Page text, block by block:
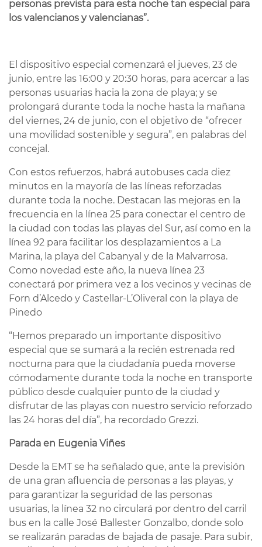
personas prevista para esta noche tan especial para
los valencianos y valencianas”.
El dispositivo especial comenzará el jueves, 23 de
junio, entre las 16:00 y 20:30 horas, para acercar a las
personas usuarias hacia la zona de playa; y se
prolongará durante toda la noche hasta la mañana
del viernes, 24 de junio, con el objetivo de “ofrecer
una movilidad sostenible y segura”, en palabras del
concejal.
Con estos refuerzos, habrá autobuses cada diez
minutos en la mayoría de las líneas reforzadas
durante toda la noche. Destacan las mejoras en la
frecuencia en la línea 25 para conectar el centro de
la ciudad con todas las playas del Sur, así como en la
línea 92 para facilitar los desplazamientos a La
Marina, la playa del Cabanyal y de la Malvarrosa.
Como novedad este año, la nueva línea 23
conectará por primera vez a los vecinos y vecinas de
Forn d’Alcedo y Castellar-L’Oliveral con la playa de
Pinedo
“Hemos preparado un importante dispositivo
especial que se sumará a la recién estrenada red
nocturna para que la ciudadanía pueda moverse
cómodamente durante toda la noche en transporte
público desde cualquier punto de la ciudad y
disfrutar de las playas con nuestro servicio reforzado
las 24 horas del día”, ha recordado Grezzi.
Parada en Eugenia Viñes
Desde la EMT se ha señalado que, ante la previsión
de una gran afluencia de personas a las playas, y
para garantizar la seguridad de las personas
usuarias, la línea 32 no circulará por dentro del carril
bus en la calle José Ballester Gonzalbo, donde solo
se realizarán paradas de bajada de pasaje. Para subir,